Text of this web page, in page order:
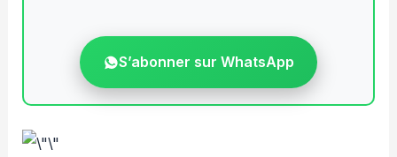
S’abonner sur WhatsApp